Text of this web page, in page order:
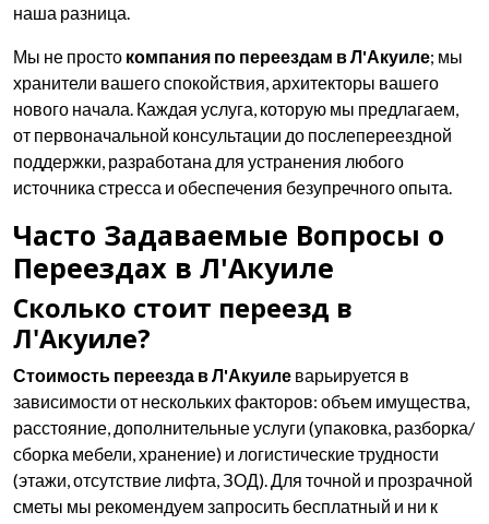
наша разница.
Мы не просто компания по переездам в Л'Акуиле; мы
хранители вашего спокойствия, архитекторы вашего
нового начала. Каждая услуга, которую мы предлагаем,
от первоначальной консультации до послепереездной
поддержки, разработана для устранения любого
источника стресса и обеспечения безупречного опыта.
Часто Задаваемые Вопросы о
Переездах в Л'Акуиле
Сколько стоит переезд в
Л'Акуиле?
Стоимость переезда в Л'Акуиле варьируется в
зависимости от нескольких факторов: объем имущества,
расстояние, дополнительные услуги (упаковка, разборка/
сборка мебели, хранение) и логистические трудности
(этажи, отсутствие лифта, ЗОД). Для точной и прозрачной
сметы мы рекомендуем запросить бесплатный и ни к